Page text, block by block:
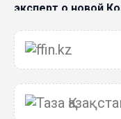
эксперт о новой
06 Авг. 2026 15:51
Главное значение
приблизить
Джигитекова